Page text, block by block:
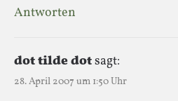
Antworten
dot tilde dotsagt:
28. April 2007 um 1:50 Uhr